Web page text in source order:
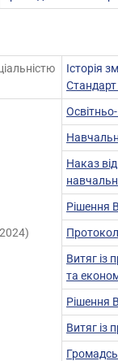
Історія
Стандарт
Наказ
Рішення
Витяг із
та
Рішення
Витяг із